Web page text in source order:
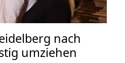
nach
umziehen